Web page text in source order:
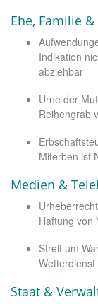
Ehe, Familie &
Indikation
abziehbar
Urne der
Reihengrab
Miterben ist
Medien &
Haftung von
Streit um
Wetterdienst
Staat &